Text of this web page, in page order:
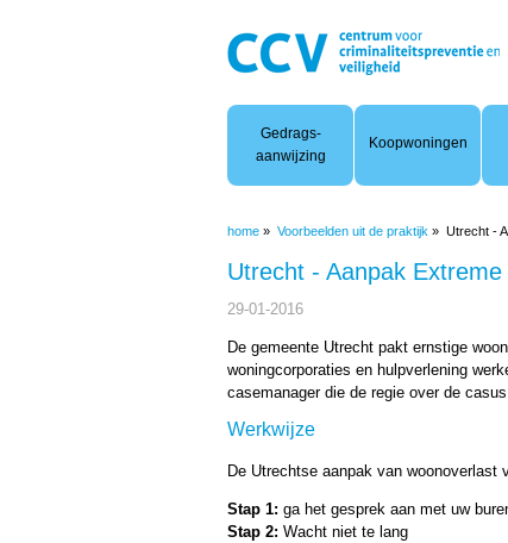
Gedrags-
aanwijzing
Koopwoningen
home » Voorbeelden uit de praktijk » Utrecht -
Utrecht - Aanpak
29-01-2016
De gemeente Utrecht pakt ernstige
woningcorporaties en hulpverlening
casemanager die de regie over de
Werkwijze
De Utrechtse aanpak van woonoverlast
Stap 1: ga het gesprek aan met uw
Stap 2: Wacht niet te lang